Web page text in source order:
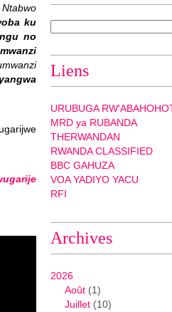
ku
no
Liens
URUBUGA
MRD ya RUBANDA
THERWANDAN
RWANDA CLASSIFIED
BBC GAHUZA
VOA YADIYO YACU
RFI
Archives
2026
Août (1)
Juillet (10)